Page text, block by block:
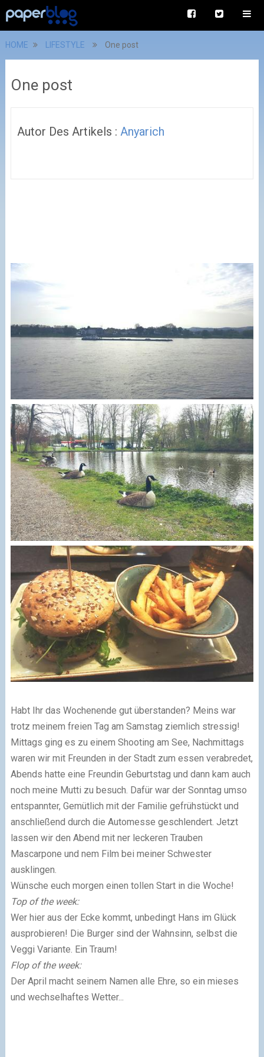
HOME LIFESTYLE One post
One post
Autor Des Artikels : Anyarich
Habt Ihr das Wochenende gut überstanden? Meins war
trotz meinem freien Tag am Samstag ziemlich stressig!
Mittags ging es zu einem Shooting am See, Nachmittags
waren wir mit Freunden in der Stadt zum essen verabredet,
Abends hatte eine Freundin Geburtstag und dann kam auch
noch meine Mutti zu besuch. Dafür war der Sonntag umso
entspannter, Gemütlich mit der Familie gefrühstückt und
anschließend durch die Automesse geschlendert. Jetzt
lassen wir den Abend mit ner leckeren Trauben
Mascarpone und nem Film bei meiner Schwester
ausklingen.
Wünsche euch morgen einen tollen Start in die Woche!
Top of the week:
Wer hier aus der Ecke kommt, unbedingt Hans im Glück
ausprobieren! Die Burger sind der Wahnsinn, selbst die
Veggi Variante. Ein Traum!
Flop of the week:
Der April macht seinem Namen alle Ehre, so ein mieses
und wechselhaftes Wetter...